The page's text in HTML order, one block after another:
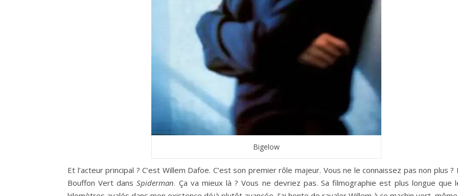
Bigelow
Et l’acteur principal ? C’est Willem Dafoe. C’est son premier rôle majeur. Vous ne le connaissez pas non plus ?
Bouffon Vert dansSpiderman. Ça va mieux là ? Vous ne devriez pas. Sa filmographie est plus longue que